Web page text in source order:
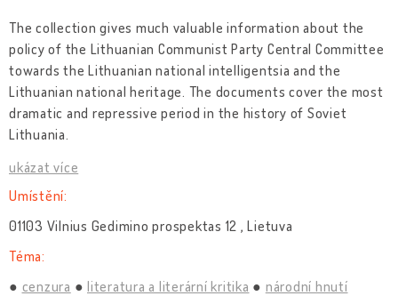
The collection gives much valuable information about the
policy of the Lithuanian Communist Party Central Committee
towards the Lithuanian national intelligentsia and the
Lithuanian national heritage. The documents cover the most
dramatic and repressive period in the history of Soviet
Lithuania.
ukázat více
Umístění:
01103 Vilnius Gedimino prospektas 12 , Lietuva
Téma:
cenzura
literatura a literární kritika
národní hnutí